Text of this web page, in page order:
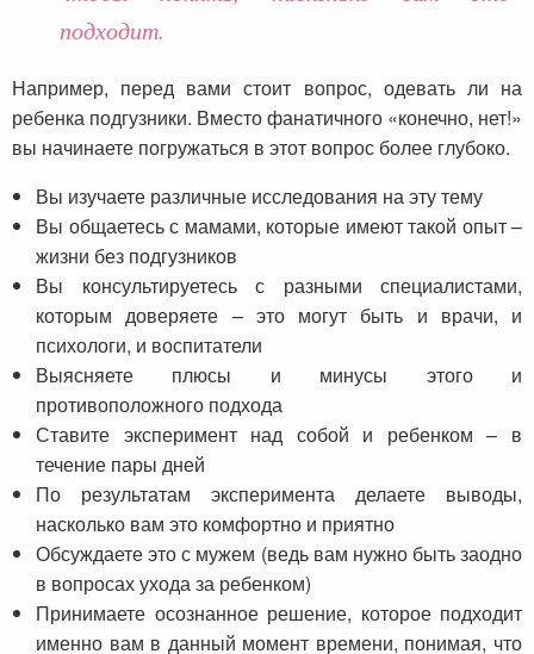
подходит.
Например, перед вами стоит вопрос, одевать ли на
ребенка подгузники. Вместо фанатичного «конечно, нет!»
вы начинаете погружаться в этот вопрос более глубоко.
Вы изучаете различные исследования на эту тему
Вы общаетесь с мамами, которые имеют такой опыт –
жизни без подгузников
Вы консультируетесь с разными специалистами,
которым доверяете – это могут быть и врачи, и
психологи, и воспитатели
Выясняете плюсы и минусы этого и
противоположного подхода
Ставите эксперимент над собой и ребенком – в
течение пары дней
По результатам эксперимента делаете выводы,
насколько вам это комфортно и приятно
Обсуждаете это с мужем (ведь вам нужно быть заодно
в вопросах ухода за ребенком)
Принимаете осознанное решение, которое подходит
именно вам в данный момент времени, понимая, что